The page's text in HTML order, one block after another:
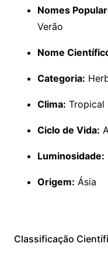
Nomes
Verão
Nome
Categoria:
Clima: Tropical
Ciclo de Vida:
Luminosidade:
Origem: Ásia
Classificação